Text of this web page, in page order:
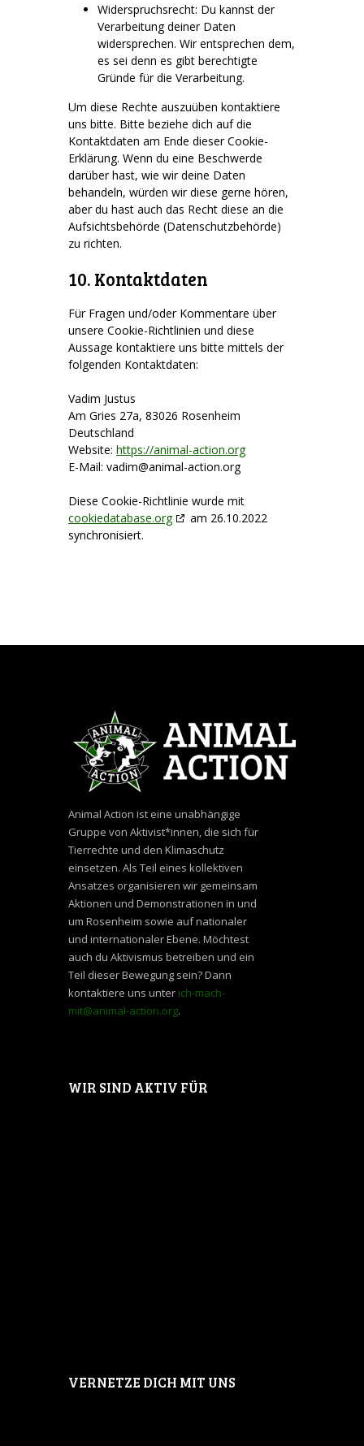
Widerspruchsrecht: Du kannst der
Verarbeitung deiner Daten
widersprechen. Wir entsprechen dem,
es sei denn es gibt berechtigte
Gründe für die Verarbeitung.
Um diese Rechte auszuüben kontaktiere
uns bitte. Bitte beziehe dich auf die
Kontaktdaten am Ende dieser Cookie-
Erklärung. Wenn du eine Beschwerde
darüber hast, wie wir deine Daten
behandeln, würden wir diese gerne hören,
aber du hast auch das Recht diese an die
Aufsichtsbehörde (Datenschutzbehörde)
zu richten.
10. Kontaktdaten
Für Fragen und/oder Kommentare über
unsere Cookie-Richtlinien und diese
Aussage kontaktiere uns bitte mittels der
folgenden Kontaktdaten:
Vadim Justus
Am Gries 27a, 83026 Rosenheim
Deutschland
Website: https://animal-action.org
E-Mail: vadim@animal-action.org
Diese Cookie-Richtlinie wurde mit
cookiedatabase.org
am 26.10.2022
synchronisiert.
Animal Action ist eine unabhängige
Gruppe von Aktivist*innen, die sich für
Tierrechte und den Klimaschutz
einsetzen. Als Teil eines kollektiven
Ansatzes organisieren wir gemeinsam
Aktionen und Demonstrationen in und
um Rosenheim sowie auf nationaler
und internationaler Ebene. Möchtest
auch du Aktivismus betreiben und ein
Teil dieser Bewegung sein? Dann
kontaktiere uns unter ich-mach-
mit@animal-action.org.
WIR SIND AKTIV FÜR
VERNETZE DICH MIT UNS